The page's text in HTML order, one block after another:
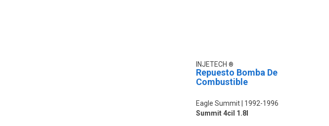
INJETECH
Repuesto Bomba De
Combustible
Eagle Summit
1992-1996
Summit 4cil 1.8l